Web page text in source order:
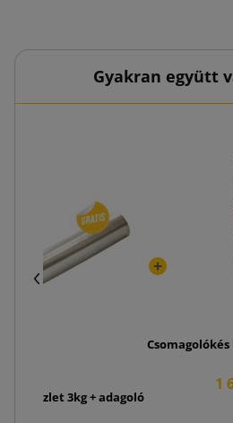
Gyakran együtt
készlet 3kg + adagoló
1